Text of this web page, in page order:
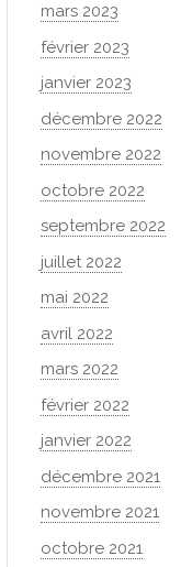
mars 2023
février 2023
janvier 2023
décembre 2022
novembre 2022
octobre 2022
septembre 2022
juillet 2022
mai 2022
avril 2022
mars 2022
février 2022
janvier 2022
décembre 2021
novembre 2021
octobre 2021